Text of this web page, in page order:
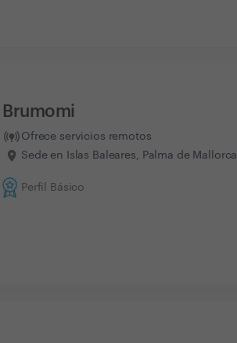
Brumomi
Ofrece servicios remotos
Sede en Islas Baleares, Palma de Mallorca
Perfil Básico